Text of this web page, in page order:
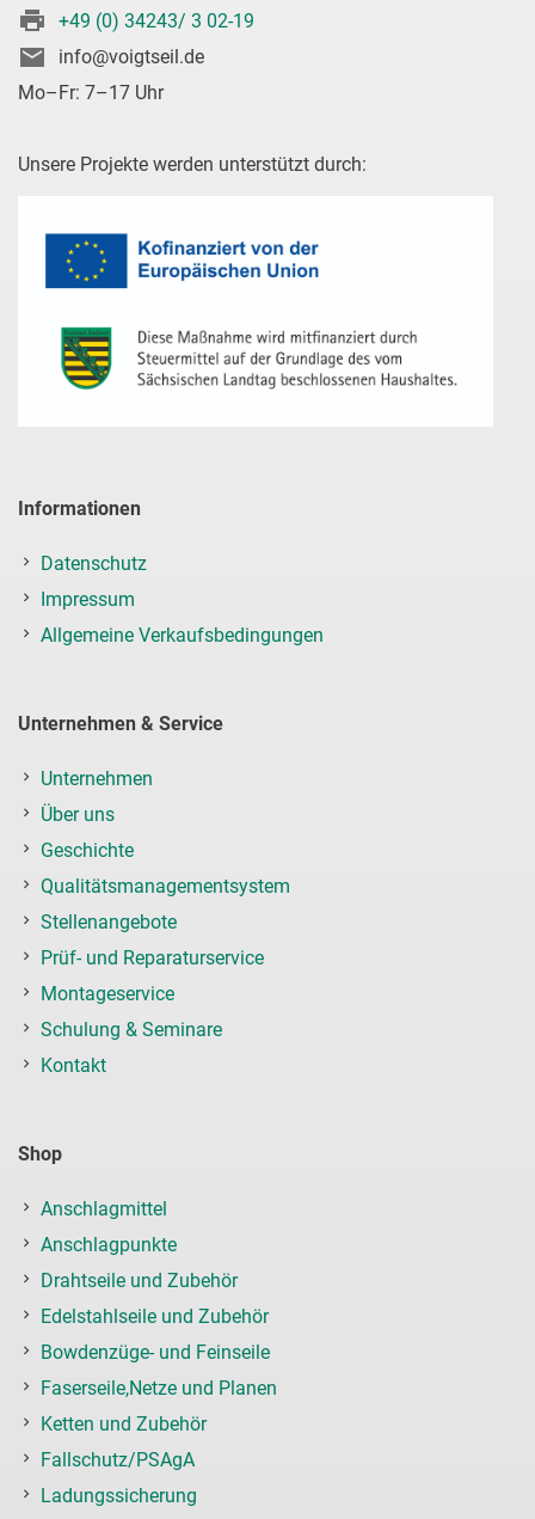
+49 (0) 34243/ 3 02-19
info@voigtseil.de
Mo–Fr: 7–17 Uhr
Unsere Projekte werden unterstützt durch:
Informationen
Datenschutz
Impressum
Allgemeine Verkaufsbedingungen
Unternehmen & Service
Unternehmen
Über uns
Geschichte
Qualitätsmanagementsystem
Stellenangebote
Prüf- und Reparaturservice
Montageservice
Schulung & Seminare
Kontakt
Shop
Anschlagmittel
Anschlagpunkte
Drahtseile und Zubehör
Edelstahlseile und Zubehör
Bowdenzüge- und Feinseile
Faserseile,Netze und Planen
Ketten und Zubehör
Fallschutz/PSAgA
Ladungssicherung